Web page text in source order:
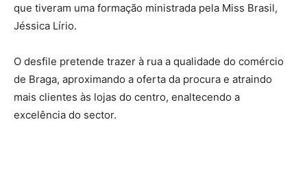
que tiveram uma formação ministrada pela Miss Brasil,
Jéssica Lírio.
O desfile pretende trazer à rua a qualidade do comércio
de Braga, aproximando a oferta da procura e atraindo
mais clientes às lojas do centro, enaltecendo a
excelência do sector.